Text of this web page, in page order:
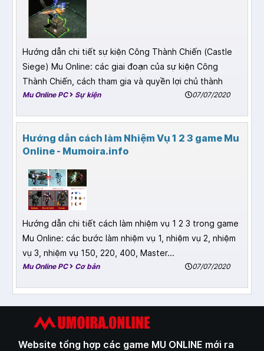
Hướng dẫn chi tiết sự kiện Công Thành Chiến (Castle
Siege) Mu Online: các giai đoạn của sự kiện Công
Thành Chiến, cách tham gia và quyền lợi chủ thành
Mu Online PC Sự kiện 07/07/2020
Hướng dẫn cách làm Nhiệm Vụ 1 2 3 game Mu
Online - Mumoira.info
Hướng dẫn chi tiết cách làm nhiệm vụ 1 2 3 trong game
Mu Online: các bước làm nhiệm vụ 1, nhiệm vụ 2, nhiệm
vụ 3, nhiệm vụ 150, 220, 400, Master...
Mu Online PC Cơ bản 07/07/2020
Website tổng hợp các game MU ONLINE mới ra